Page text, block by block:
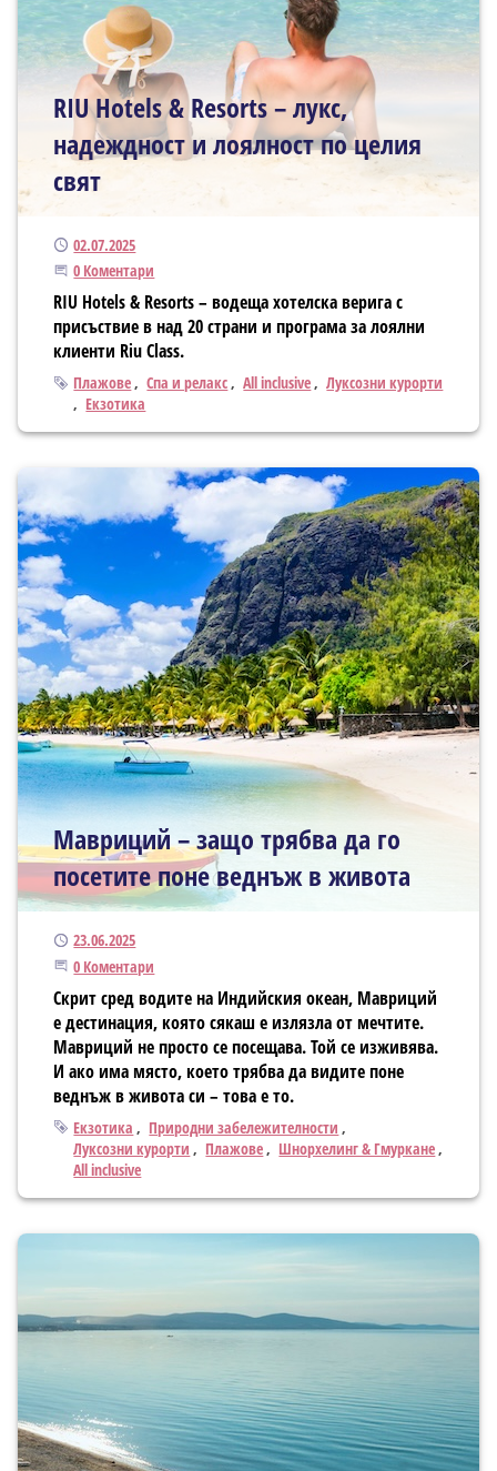
RIU Hotels & Resorts – лукс,
надеждност и лоялност по целия
свят
Публикуван
02.07.2025
Започнете дискусията
0 Коментари
RIU Hotels & Resorts – водеща хотелска верига с
присъствие в над 20 страни и програма за лоялни
клиенти Riu Class.
Тагове
Плажове Спа и релакс All inclusive
Луксозни курорти
Екзотика
Мавриций – защо трябва да го
посетите поне веднъж в живота
Публикуван
23.06.2025
Започнете дискусията
0 Коментари
Скрит сред водите на Индийския океан, Мавриций
е дестинация, която сякаш е излязла от мечтите.
Мавриций не просто се посещава. Той се изживява.
И ако има място, което трябва да видите поне
веднъж в живота си – това е то.
Тагове
Екзотика
Природни забележителности
Луксозни курорти
Плажове
Шнорхелинг & Гмуркане
All inclusive